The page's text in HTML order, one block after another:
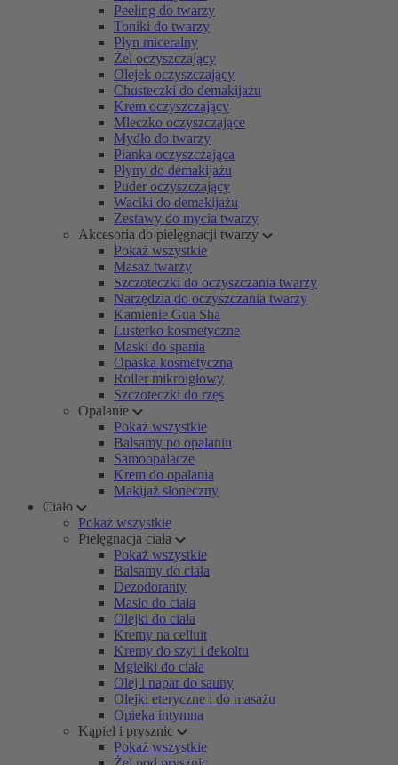
Peeling do twarzy
Toniki do twarzy
Płyn miceralny
Żel oczyszczający
Olejek oczyszczający
Chusteczki do demakijażu
Krem oczyszczający
Mleczko oczyszczające
Mydło do twarzy
Pianka oczyszczająca
Płyny do demakijażu
Puder oczyszczający
Waciki do demakijażu
Zestawy do mycia twarzy
Akcesoria do pielęgnacji twarzy
Pokaż wszystkie
Masaż twarzy
Szczoteczki do oczyszczania twarzy
Narzędzia do oczyszczania twarzy
Kamienie Gua Sha
Lusterko kosmetyczne
Maski do spania
Opaska kosmetyczna
Roller mikroigłowy
Szczoteczki do rzęs
Opalanie
Pokaż wszystkie
Balsamy po opalaniu
Samoopalacze
Krem do opalania
Makijaż słoneczny
Ciało
Pokaż wszystkie
Pielęgnacja ciała
Pokaż wszystkie
Balsamy do ciała
Dezodoranty
Masło do ciała
Olejki do ciała
Kremy na celluit
Kremy do szyi i dekoltu
Mgiełki do ciała
Olej i napar do sauny
Olejki eteryczne i do masażu
Opieka intymna
Kąpiel i prysznic
Pokaż wszystkie